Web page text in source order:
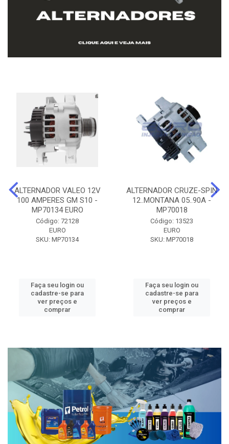
ALTERNADOR VALEO 12V
100 AMPERES GM S10 -
MP70134 EURO
Código: 72128
EURO
SKU: MP70134
Faça seu login ou
cadastre-se para
ver preços e
comprar
ALTERNADOR CRUZE-SPIN
12..MONTANA 05..90A -
MP70018
Código: 13523
EURO
SKU: MP70018
Faça seu login ou
cadastre-se para
ver preços e
comprar